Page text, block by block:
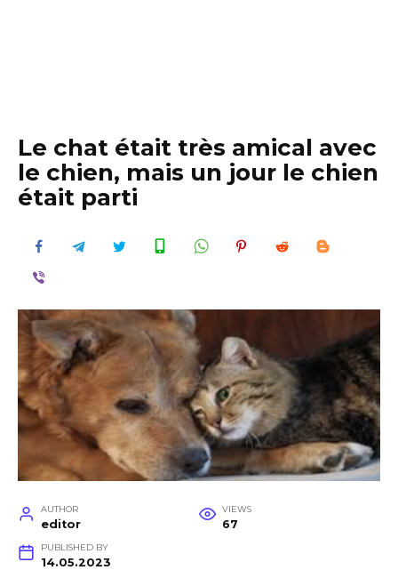
Le chat était très amical avec
le chien, mais un jour le chien
était parti
AUTHOR
editor
VIEWS
67
PUBLISHED BY
14.05.2023